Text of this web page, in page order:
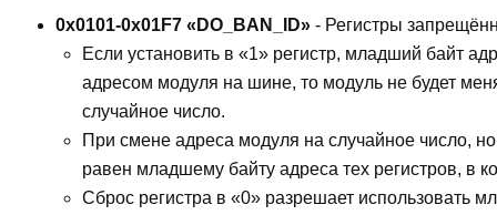
0x0101-0x01F7 «DO_BAN_ID» - Регистры
Если установить в «1» регистр, младший байт
адресом модуля на шине, то модуль не будет
случайное число.
При смене адреса модуля на случайное число,
равен младшему байту адреса тех регистров, в
Сброс регистра в «0» разрешает использовать